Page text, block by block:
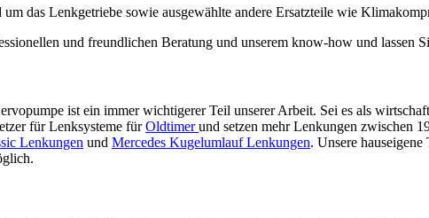
das Lenkgetriebe sowie ausgewählte andere Ersatzteile wie
und freundlichen Beratung und unserem know-how und lassen
ist ein immer wichtigerer Teil unserer Arbeit. Sei es als
für Lenksysteme fürOldtimerund setzen mehr Lenkungen zwischen
Lenkungen und Mercedes Kugelumlauf Lenkungen. Unsere